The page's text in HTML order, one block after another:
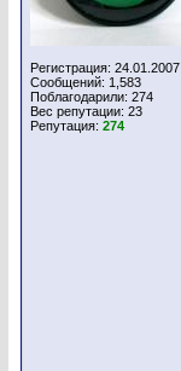
Регистрация: 24.01.2007
Сообщений: 1,583
Поблагодарили: 274
Вес репутации: 23
Репутация: 274